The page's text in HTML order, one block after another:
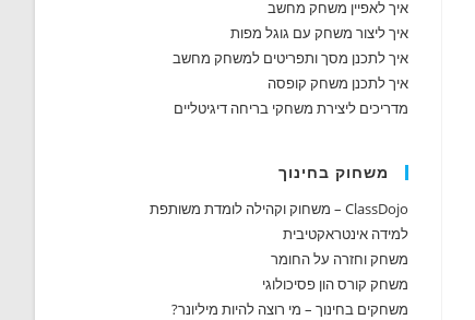
איך לאפיין משחק מחשב
איך ליצור משחק עם גוגל מפות
איך לתכנן מסך ותפריטים למשחק מחשב
איך לתכנן משחק קופסה
מדריכים ליצירת משחקי בריחה דיגיטליים
משחוק בחינוך
ClassDojo – משחוק וקהילה לומדת משותפת
למידה אינטראקטיבית
משחק וחזרה על החומר
משחק קורס הון פסיכולוגי
משחקים בחינוך – מי רוצה להיות מיליונר?